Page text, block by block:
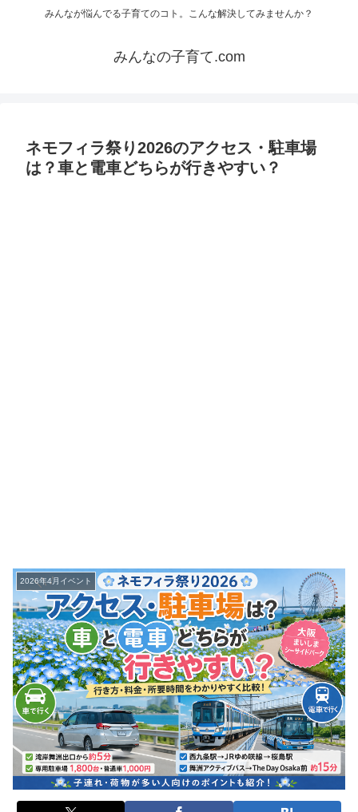
みんなが悩んでる子育てのコト。こんな解決してみませんか？
みんなの子育て.com
ネモフィラ祭り2026のアクセス・駐車場
は？車と電車どちらが行きやすい？
2026年4月イベント